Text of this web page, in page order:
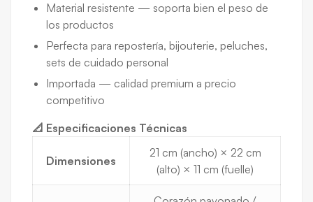
Material resistente — soporta bien el peso de
los productos
Perfecta para repostería, bijouterie, peluches,
sets de cuidado personal
Importada — calidad premium a precio
competitivo
📐 Especificaciones Técnicas
Dimensiones
21 cm (ancho) × 22 cm
(alto) × 11 cm (fuelle)